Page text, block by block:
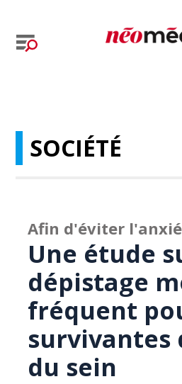
SOCIÉTÉ
Afin d'éviter
Une étude
dépistage
fréquent
survivantes
du sein